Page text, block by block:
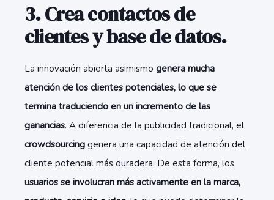
3. Crea contactos de
clientes y base de datos.
La innovación abierta asimismo genera mucha
atención de los clientes potenciales, lo que se
termina traduciendo en un incremento de las
ganancias. A diferencia de la publicidad tradicional, el
crowdsourcing genera una capacidad de atención del
cliente potencial más duradera. De esta forma, los
usuarios se involucran más activamente en la marca,